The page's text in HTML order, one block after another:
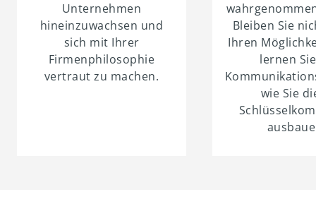
Unternehmen
hineinzuwachsen und
sich mit Ihrer
Firmenphilosophie
vertraut zu machen.
Bleiben Sie
Ihren
lernen
wie Sie